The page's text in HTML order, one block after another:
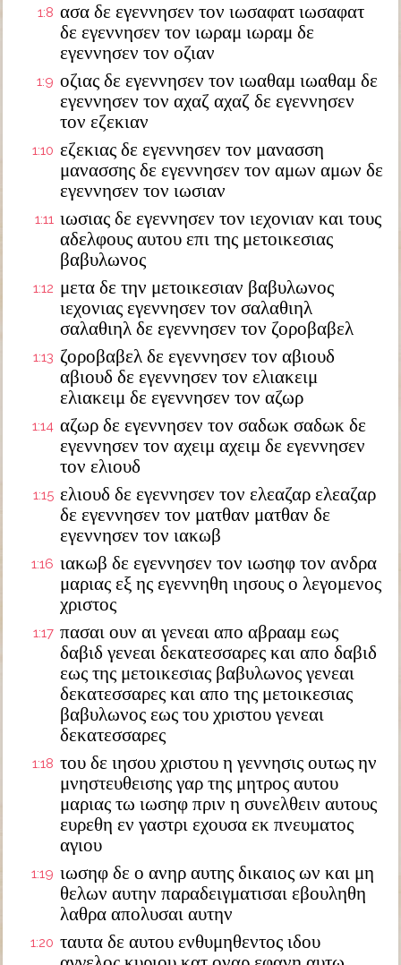
1:8 ασα δε εγεννησεν τον ιωσαφατ ιωσαφατ
δε εγεννησεν τον ιωραμ ιωραμ δε
εγεννησεν τον οζιαν
1:9 οζιας δε εγεννησεν τον ιωαθαμ ιωαθαμ δε
εγεννησεν τον αχαζ αχαζ δε εγεννησεν
τον εζεκιαν
1:10 εζεκιας δε εγεννησεν τον μανασση
μανασσης δε εγεννησεν τον αμων αμων δε
εγεννησεν τον ιωσιαν
1:11 ιωσιας δε εγεννησεν τον ιεχονιαν και τους
αδελφους αυτου επι της μετοικεσιας
βαβυλωνος
1:12 μετα δε την μετοικεσιαν βαβυλωνος
ιεχονιας εγεννησεν τον σαλαθιηλ
σαλαθιηλ δε εγεννησεν τον ζοροβαβελ
1:13 ζοροβαβελ δε εγεννησεν τον αβιουδ
αβιουδ δε εγεννησεν τον ελιακειμ
ελιακειμ δε εγεννησεν τον αζωρ
1:14 αζωρ δε εγεννησεν τον σαδωκ σαδωκ δε
εγεννησεν τον αχειμ αχειμ δε εγεννησεν
τον ελιουδ
1:15 ελιουδ δε εγεννησεν τον ελεαζαρ ελεαζαρ
δε εγεννησεν τον ματθαν ματθαν δε
εγεννησεν τον ιακωβ
1:16 ιακωβ δε εγεννησεν τον ιωσηφ τον ανδρα
μαριας εξ ης εγεννηθη ιησους ο λεγομενος
χριστος
1:17 πασαι ουν αι γενεαι απο αβρααμ εως
δαβιδ γενεαι δεκατεσσαρες και απο δαβιδ
εως της μετοικεσιας βαβυλωνος γενεαι
δεκατεσσαρες και απο της μετοικεσιας
βαβυλωνος εως του χριστου γενεαι
δεκατεσσαρες
1:18 του δε ιησου χριστου η γεννησις ουτως ην
μνηστευθεισης γαρ της μητρος αυτου
μαριας τω ιωσηφ πριν η συνελθειν αυτους
ευρεθη εν γαστρι εχουσα εκ πνευματος
αγιου
1:19 ιωσηφ δε ο ανηρ αυτης δικαιος ων και μη
θελων αυτην παραδειγματισαι εβουληθη
λαθρα απολυσαι αυτην
1:20 ταυτα δε αυτου ενθυμηθεντος ιδου